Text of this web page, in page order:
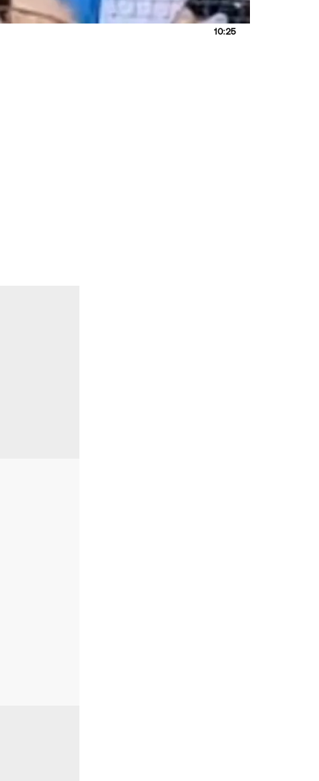
10:25